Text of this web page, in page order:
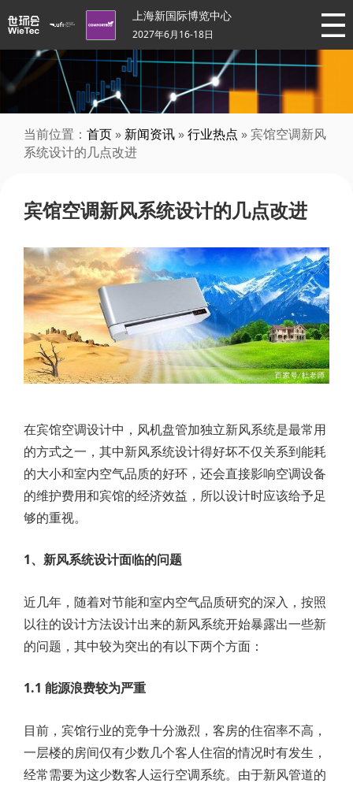
上海新国际博览中心
2027年6月16-18日
当前位置： 首页 » 新闻资讯 »行业热点 » 宾馆空调新风
系统设计的几点改进
宾馆空调新风系统设计的几点改进
在宾馆空调设计中，风机盘管加独立新风系统是最常用
的方式之一，其中新风系统设计得好坏不仅关系到能耗
的大小和室内空气品质的好环，还会直接影响空调设备
的维护费用和宾馆的经济效益，所以设计时应该给予足
够的重视。
1、新风系统设计面临的问题
近几年，随着对节能和室内空气品质研究的深入，按照
以往的设计方法设计出来的新风系统开始暴露出一些新
的问题，其中较为突出的有以下两个方面：
1.1 能源浪费较为严重
目前，宾馆行业的竞争十分激烈，客房的住宿率不高，
一层楼的房间仅有少数几个客人住宿的情况时有发生，
经常需要为这少数客人运行空调系统。由于新风管道的